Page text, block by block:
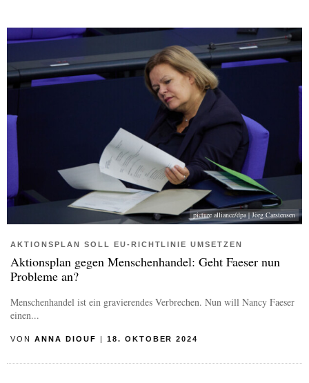
picture alliance/dpa | Jörg Carstensen
AKTIONSPLAN SOLL EU-RICHTLINIE UMSETZEN
Aktionsplan gegen Menschenhandel: Geht Faeser nun
Probleme an?
Menschenhandel ist ein gravierendes Verbrechen. Nun will Nancy Faeser
einen...
VON ANNA DIOUF | 18. OKTOBER 2024